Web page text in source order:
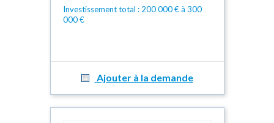
Investissement total : 200 000 € à 300
000 €
Ajouter à la demande